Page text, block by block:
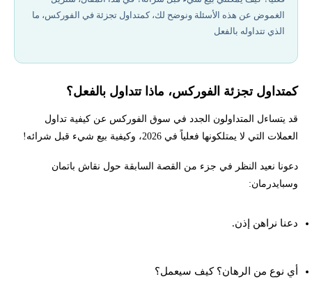
من أين تأتي أسعار الصرف فى سوق الفوركس؟
أفضل شركات تداول مرخصة في 2026
إخلاء المسؤولية وتنويه المخاطر
الغموض عن هذه الأسئلة ونوضح لك، كمتداول تجزئة في الفوركس، ما
الذي تتداوله بالفعل
كمتداول تجزئة الفوركس، ماذا تتداول بالفعل؟
قد يتساءل المتداولون الجدد في سوق الفوركس عن كيفية تداول
العملات التي لا يمتلكونها فعلياً في 2026، وكيفية بيع شيء قبل شرائه!
دعونا نعيد النظر في جزء من القصة السابقة حول نقاش باتمان
وسبايدرمان:
دعنا نراهن إذن.
أي نوع من الرهان؟ كيف سيعمل؟